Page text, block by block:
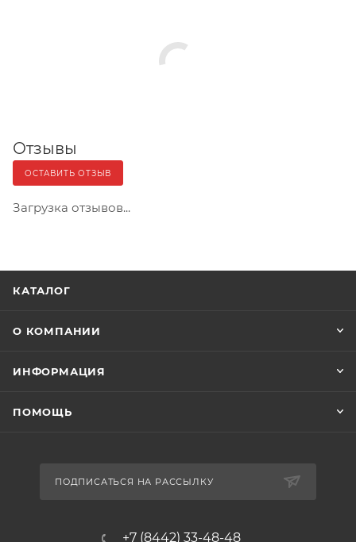
Отзывы
ОСТАВИТЬ ОТЗЫВ
Загрузка отзывов...
КАТАЛОГ
О КОМПАНИИ
ИНФОРМАЦИЯ
ПОМОЩЬ
ПОДПИСАТЬСЯ НА РАССЫЛКУ
+7 (8442) 33-48-48